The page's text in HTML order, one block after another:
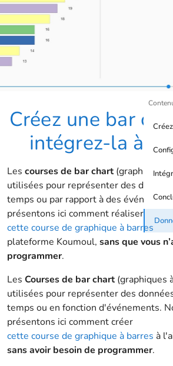
Créez une bar
intégrez-la à
Les courses de bar chart(graphique à
utilisées pour représenter des
temps ou par rapport à des
présentons ici comment réaliser
cette course de graphique à barres
plateforme Koumoul, sans que vous
programmer.
Les Courses de bar chart(graphiques
utilisées pour représenter des
temps ou en fonction d'événements.
présentons ici comment créer
cette course de graphique à barres à
sans avoir besoin de programmer.